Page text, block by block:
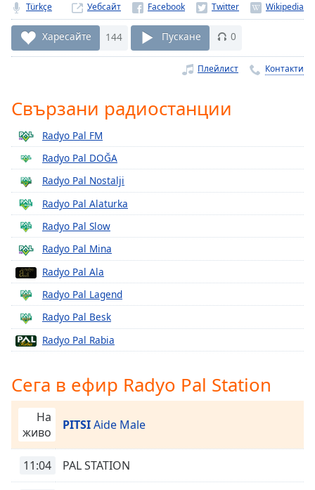
behind
liveLIVE
Remaining
Time-
Playback
Chapters
Chapters
Descriptions
descriptions
off ,
selected
Subtitles
subtitles
settings,
opens
dialog
subtitles
off,
selected
Audio
Türkçe Уебсайт
Харесайте 144 Пускане 0
Плейлист Контакти
Свързани радиостанции
Radyo Pal FM
Radyo Pal DOĞA
Radyo Pal Nostalji
Radyo Pal Alaturka
Radyo Pal Slow
Radyo Pal Mina
Radyo Pal Ala
Radyo Pal Lagend
Radyo Pal Besk
Radyo Pal Rabia
Сега в ефир Radyo Pal Station
На
живо
PITSIAide Male
11:04 PAL STATION